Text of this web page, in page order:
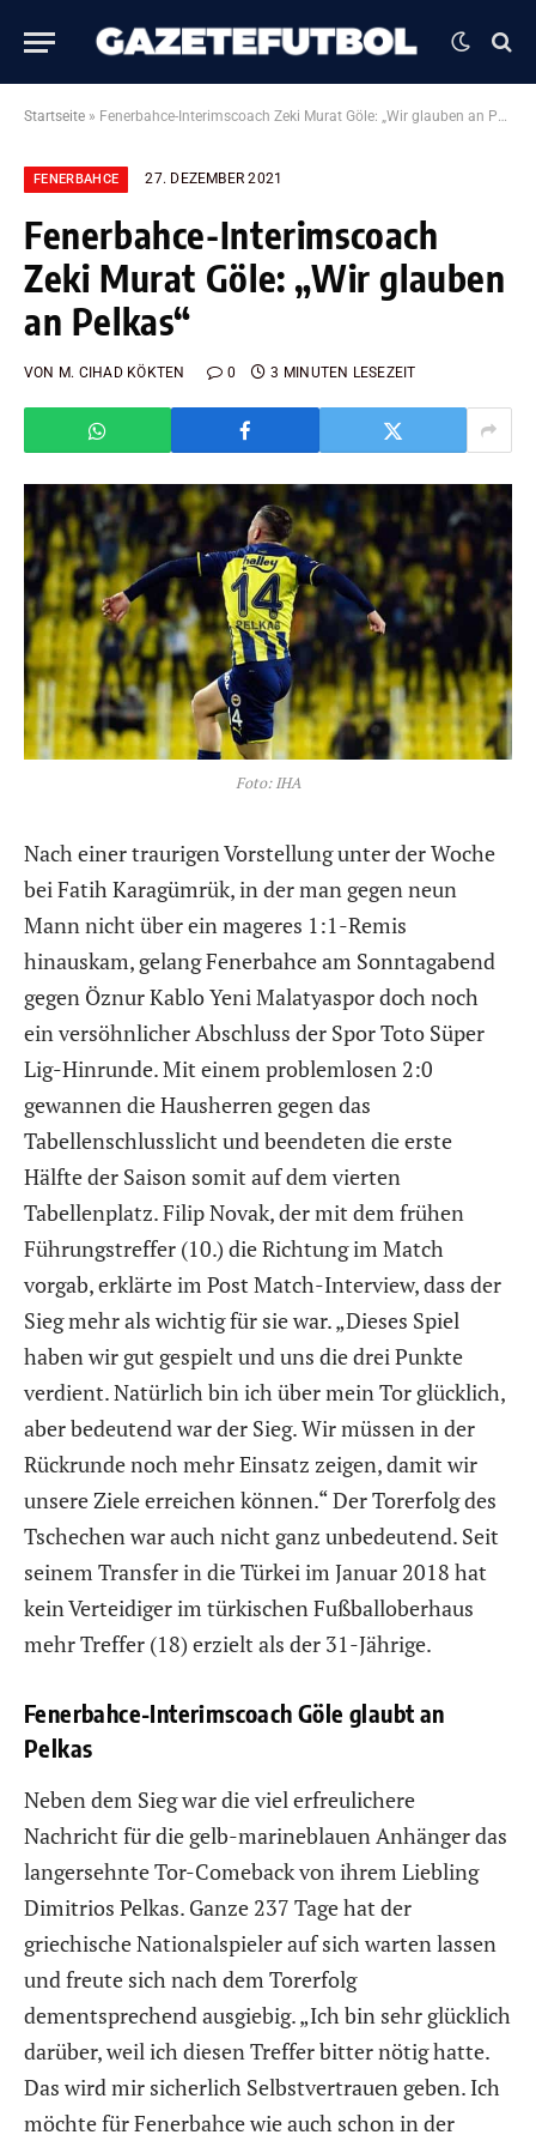
Startseite » Fenerbahce-Interimscoach Zeki Murat Göle: „Wir glauben an Pelkas“
FENERBAHCE 27. DEZEMBER 2021
Fenerbahce-Interimscoach
Zeki Murat Göle: „Wir glauben
an Pelkas“
VON M. CIHAD KÖKTEN 0 3 MINUTEN LESEZEIT
Foto: IHA
Nach einer traurigen Vorstellung unter der Woche
bei Fatih Karagümrük, in der man gegen neun
Mann nicht über ein mageres 1:1-Remis
hinauskam, gelang Fenerbahce am Sonntagabend
gegen Öznur Kablo Yeni Malatyaspor doch noch
ein versöhnlicher Abschluss der Spor Toto Süper
Lig-Hinrunde. Mit einem problemlosen 2:0
gewannen die Hausherren gegen das
Tabellenschlusslicht und beendeten die erste
Hälfte der Saison somit auf dem vierten
Tabellenplatz. Filip Novak, der mit dem frühen
Führungstreffer (10.) die Richtung im Match
vorgab, erklärte im Post Match-Interview, dass der
Sieg mehr als wichtig für sie war. „Dieses Spiel
haben wir gut gespielt und uns die drei Punkte
verdient. Natürlich bin ich über mein Tor glücklich,
aber bedeutend war der Sieg. Wir müssen in der
Rückrunde noch mehr Einsatz zeigen, damit wir
unsere Ziele erreichen können.“ Der Torerfolg des
Tschechen war auch nicht ganz unbedeutend. Seit
seinem Transfer in die Türkei im Januar 2018 hat
kein Verteidiger im türkischen Fußballoberhaus
mehr Treffer (18) erzielt als der 31-Jährige.
Fenerbahce-Interimscoach Göle glaubt an
Pelkas
Neben dem Sieg war die viel erfreulichere
Nachricht für die gelb-marineblauen Anhänger das
langersehnte Tor-Comeback von ihrem Liebling
Dimitrios Pelkas. Ganze 237 Tage hat der
griechische Nationalspieler auf sich warten lassen
und freute sich nach dem Torerfolg
dementsprechend ausgiebig. „Ich bin sehr glücklich
darüber, weil ich diesen Treffer bitter nötig hatte.
Das wird mir sicherlich Selbstvertrauen geben. Ich
möchte für Fenerbahce wie auch schon in der